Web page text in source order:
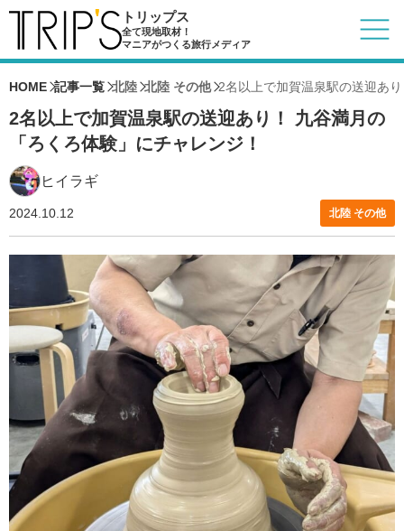
トリップス
全て現地取材！
マニアがつくる旅行メディア
HOME 記事一覧 北陸 北陸 その他 2名以上で加賀温泉駅の送迎あ
2名以上で加賀温泉駅の送迎あり！ 九谷満月の
「ろくろ体験」にチャレンジ！
ヒイラギ
北陸 その他
2024.10.12